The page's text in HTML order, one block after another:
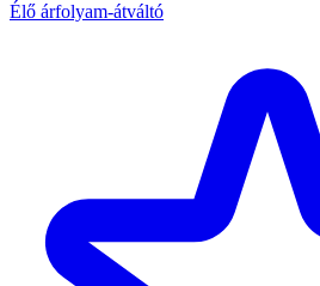
Élő árfolyam-átváltó